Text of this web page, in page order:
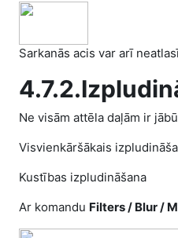
Sarkanās acis var arī
Ne visām attēla daļām ir
Visvienkāršākais
Kustības izpludināšana
Ar komandu Filters / Blur /